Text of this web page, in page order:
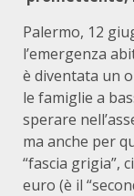
Palermo, 12
l’emergenza
è diventata un
le famiglie a
sperare
ma anche per
“fascia grigia”,
euro (è il